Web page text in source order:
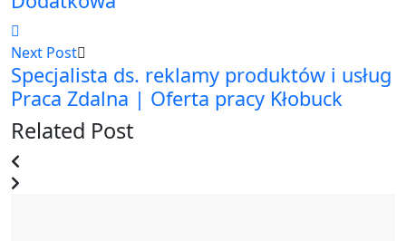
Next Post
Specjalista ds. reklamy produktów i usług
Praca Zdalna | Oferta pracy Kłobuck
Related Post